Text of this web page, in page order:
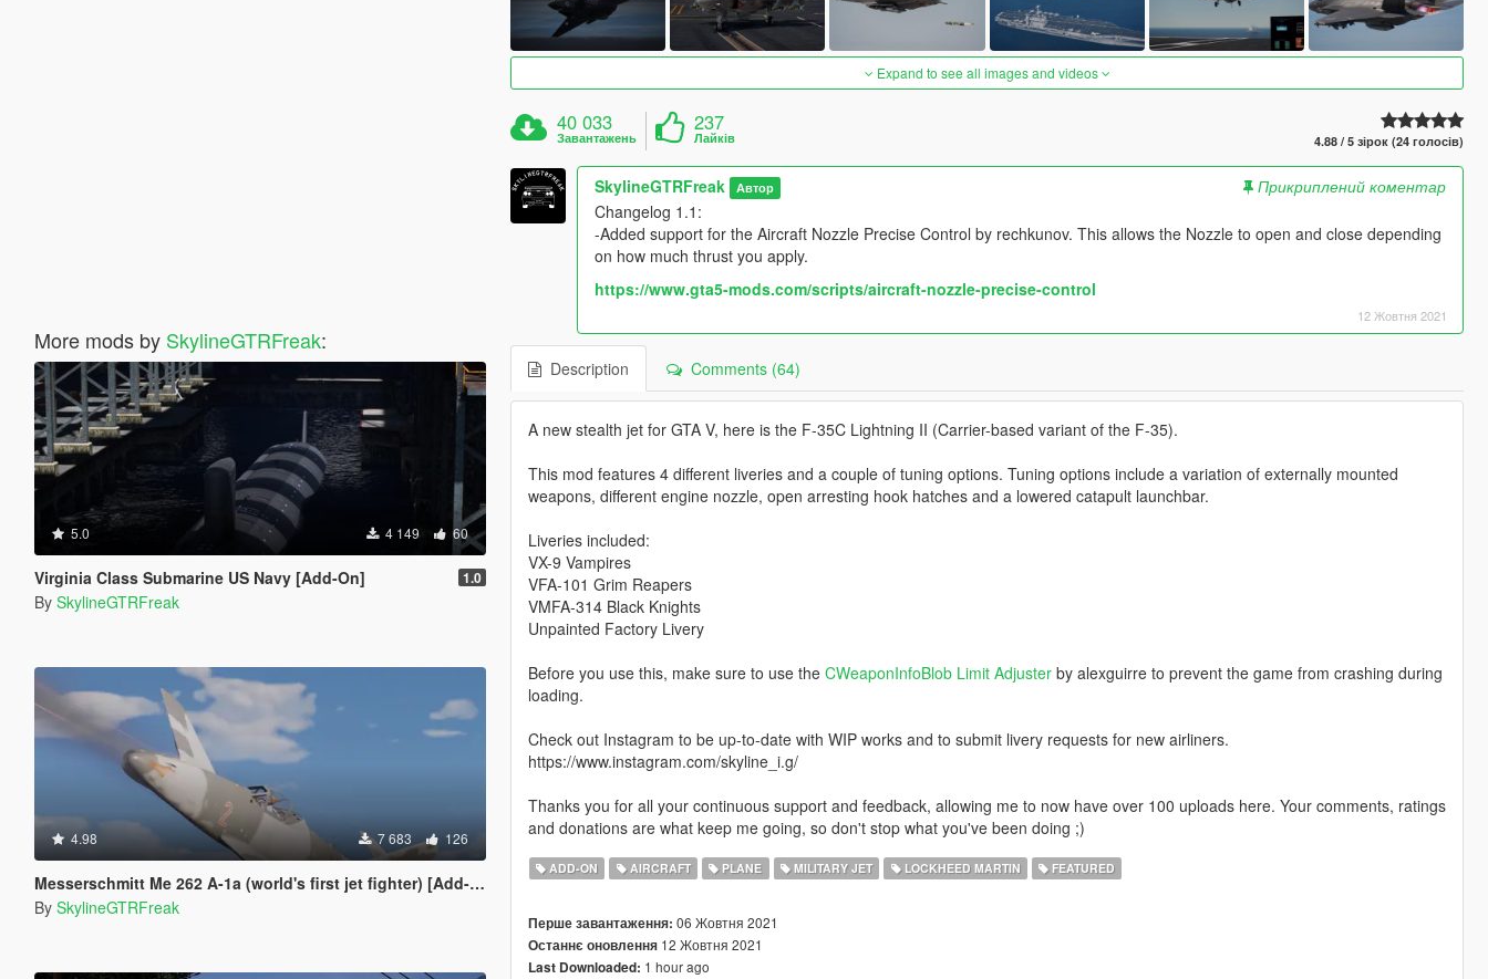
More mods by SkylineGTRFreak:
5.0 4 149 60
Virginia Class Submarine US Navy [Add-On] 1.0
By SkylineGTRFreak
4.98 7 683 126
Messerschmitt Me 262 A-1a (world's first jet fighter) [Add-On]
By SkylineGTRFreak
Expand to see all images and videos
40 033
Завантажень
237
Лайків 4.88 / 5 зірок (24 голосів)
SkylineGTRFreak Автор
Прикриплений коментар
Changelog 1.1:
-Added support for the Aircraft Nozzle Precise Control by rechkunov. This allows the Nozzle to open and close depending
on how much thrust you apply.
https://www.gta5-mods.com/scripts/aircraft-nozzle-precise-control
12 Жовтня 2021
Description Comments (64)
A new stealth jet for GTA V, here is the F-35C Lightning II (Carrier-based variant of the F-35).
This mod features 4 different liveries and a couple of tuning options. Tuning options include a variation of externally mounted
weapons, different engine nozzle, open arresting hook hatches and a lowered catapult launchbar.
Liveries included:
VX-9 Vampires
VFA-101 Grim Reapers
VMFA-314 Black Knights
Unpainted Factory Livery
Before you use this, make sure to use the CWeaponInfoBlob Limit Adjusterby alexguirre to prevent the game from crashing during
loading.
Check out Instagram to be up-to-date with WIP works and to submit livery requests for new airliners.
https://www.instagram.com/skyline_i.g/
Thanks you for all your continuous support and feedback, allowing me to now have over 100 uploads here. Your comments, ratings
and donations are what keep me going, so don't stop what you've been doing ;)
ADD-ON AIRCRAFT PLANE MILITARY JET LOCKHEED MARTIN FEATURED
Перше завантаження: 06 Жовтня 2021
Останнє оновлення12 Жовтня 2021
Last Downloaded: 1 hour ago